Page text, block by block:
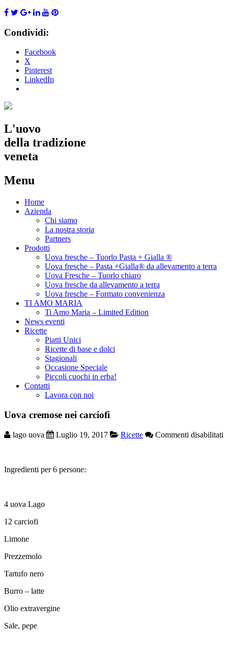
Condividi:
Facebook
X
Pinterest
LinkedIn
L'uovo
della tradizione
veneta
Menu
Skip
Home
Azienda
Chi siamo
La nostra storia
Partners
Prodotti
Uova fresche – Tuorlo Pasta + Gialla ®
Uova fresche – Pasta +Gialla® da allevamento a terra
Uova Fresche – Tuorlo chiaro
Uova fresche da allevamento a terra
Uova fresche – Formato convenienza
TI AMO MARIA
Ti Amo Maria – Limited Edition
News eventi
Ricette
Piatti Unici
Ricette di base e dolci
Stagionali
Occasione Speciale
Piccoli cuochi in erba!
Contatti
Lavora con noi
Uova cremose nei carciofi
lago uova Luglio 19, 2017 Ricette Commenti disabilitati
Ingredienti per 6 persone:
4 uova Lago
12 carciofi
Limone
Prezzemolo
Tartufo nero
Burro – latte
Olio extravergine
Sale, pepe